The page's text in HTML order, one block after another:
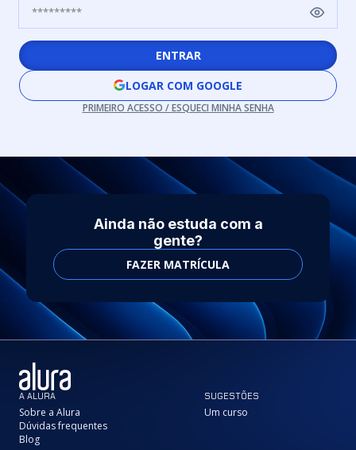
ENTRAR
LOGAR COM GOOGLE
PRIMEIRO ACESSO / ESQUECI MINHA SENHA
Ainda não estuda com a
gente?
FAZER MATRÍCULA
A ALURA
Sobre a Alura
Dúvidas frequentes
Blog
SUGESTÕES
Um curso